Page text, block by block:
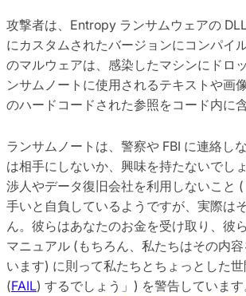
攻撃者は、Entropy ランサムウェアの
にカスタムされたバージョンにコンパイ
のマルウェアは、感染したマシンにドロ
ンサムノートに使用されるテキストや画
のハードコードされた参照をコード内に
ランサムノートは、警察や FBI に連絡し
は相手にしないか、興味を持たないでし
渉人やデータ復旧会社を利用しないこと
手いと自負しているようですが、実際は
ん。彼らはあなたのお金を受け取り、彼
マニュアル (もちろん、私たちはその内
います) に則って私たちとちょっとした
(FAIL) するでしょう」) を警告しています